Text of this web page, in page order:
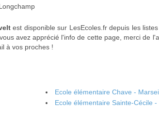
est disponible sur LesEcoles.fr depuis les
vous avez apprécié l'info de cette page, merci de
à vos proches !
Ecole élémentaire Chave -
Ecole élémentaire Sainte-Cécile -